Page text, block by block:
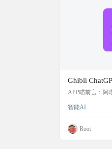
Ghibli
吉卜力风格
APP喵前言：阿
生党创作绘本插
骏魔法风格的图
美感的小伙伴，
智能AI
Root